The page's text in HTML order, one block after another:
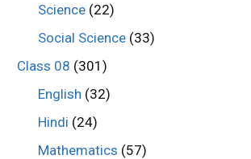
Science(22)
Social Science(33)
Class 08 (301)
English (32)
Hindi (24)
Mathematics (57)